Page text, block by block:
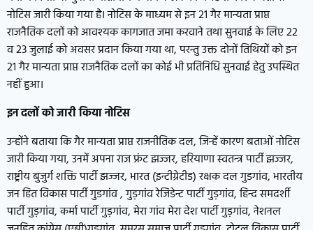
नोटिस जारी किया गया है। नोटिस के माध्यम से इन 21 गैर मान्यता प्राप्त
राजनैतिक दलों को आवश्यक कागजात जमा करवाने तथा सुनवाई के लिए 22
व 23 जुलाई को अवसर प्रदान किया गया था, परन्तु उक्त दोनों तिथियों को इन
21 गैर मान्यता प्राप्त राजनैतिक दलों का कोई भी प्रतिनिधि सुनवाई हेतु उपस्थित
नहीं हुआ।
इन दलों को जारी किया नोटिस
उन्होंने बताया कि गैर मान्यता प्राप्त राजनीतिक दल, जिन्हें कारण बताओं नोटिस
जारी किया गया, उनमें अपना राज फ्रंट झज्जर, हरियाणा स्वतन्त्र पार्टी झज्जर,
राष्ट्रीय बुजुर्ग शक्ति पार्टी झज्जर, भारत (इन्टीग्रेटीड) रक्षक दल गुडगांव, भारतीय
जन हित विकास पार्टी गुडगांव , गुड़गांव रेजिडेन्ट पार्टी गुड़गांव, हिन्द समदर्शी
पार्टी गुड़गांव, कर्मा पार्टी गुड़गांव, मेरा गांव मेरा देश पार्टी गुड़गांव, नेशनल